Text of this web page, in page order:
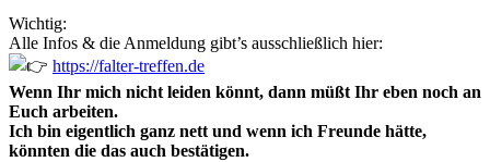
Wichtig:
Alle Infos & die Anmeldung gibt’s ausschließlich hier:
https://falter-treffen.de
Wenn Ihr mich nicht leiden könnt, dann müßt Ihr eben noch an
Euch arbeiten.
Ich bin eigentlich ganz nett und wenn ich Freunde hätte,
könnten die das auch bestätigen.